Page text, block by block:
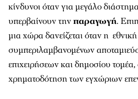
κίνδυνοι όταν για μεγάλο
υπερβαίνουν τηνπαραγωγή.
μια χώρα δανείζεται όταν η
συμπεριλαμβανομένων
επιχειρήσεων και δημοσίου τομέα,
χρηματοδότηση των εγχώριων